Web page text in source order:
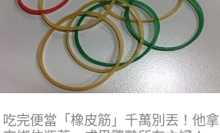
吃完便當「橡皮筋」千萬別丟！他拿